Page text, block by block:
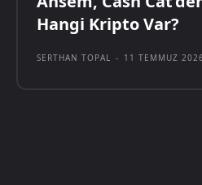
Hangi Kripto Var?
SERTHAN TOPAL - 11 TEMMUZ